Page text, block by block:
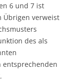
6 und 7 ist
Übrigen verweist
des als
entsprechenden